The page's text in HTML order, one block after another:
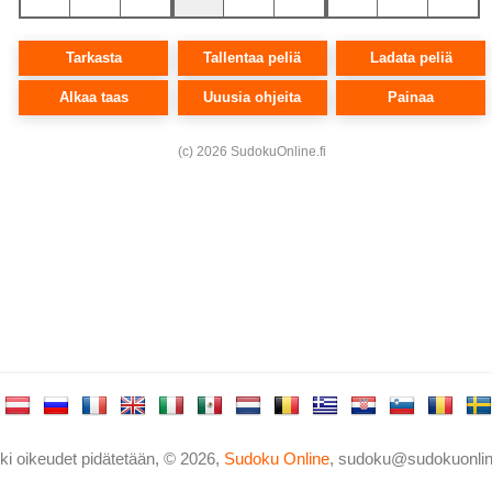
oikeudet pidätetään, © 2026, Sudoku Online,